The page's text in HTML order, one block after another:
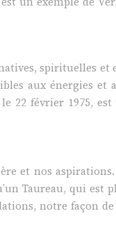
spirituelles et
aux énergies et
22 février 1975,
et nos
Taureau, qui est
notre façon